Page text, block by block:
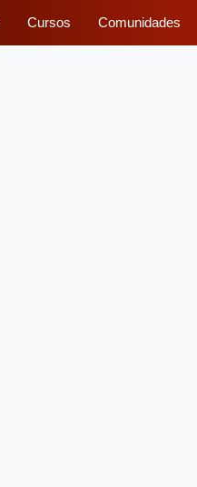
Cursos Comunidades